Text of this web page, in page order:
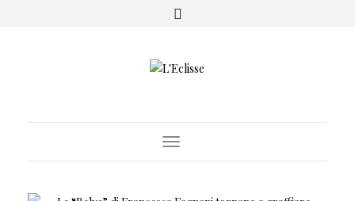
Toggle Navigation